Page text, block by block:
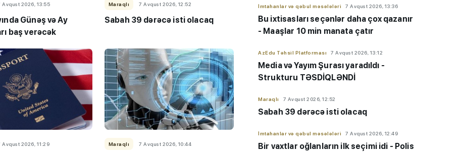
Avqust 2026, 13:55
Günəş və Ay
baş verəcək
Maraqlı 7 Avqust 2026, 12:52
Sabah 39 dərəcə isti olacaq
Avqust 2026, 11:29 Maraqlı 7 Avqust 2026, 10:44
İmtahanlar və qəbul məsələləri 7 Avqust 2026, 13:36
Bu ixtisasları seçənlər daha çox qazanır
- Maaşlar 10 min manata çatır
AzEdu Təhsil Platforması 7 Avqust 2026, 13:12
Media və Yayım Şurası yaradıldı -
Strukturu TƏSDİQLƏNDİ
Maraqlı 7 Avqust 2026, 12:52
Sabah 39 dərəcə isti olacaq
İmtahanlar və qəbul məsələləri 7 Avqust 2026, 12:49
Bir vaxtlar oğlanların ilk seçimi idi - Polis